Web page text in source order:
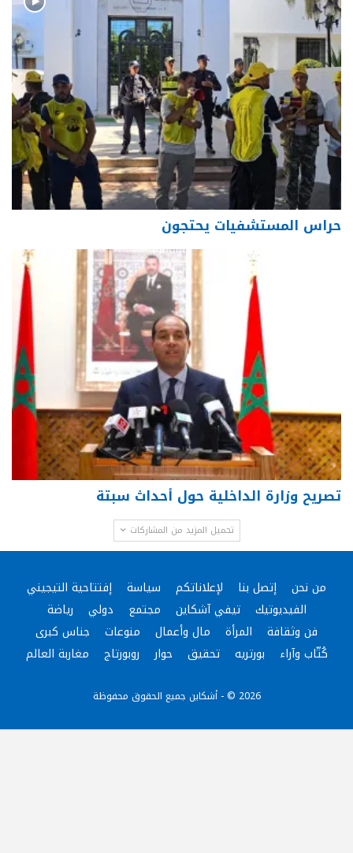
حراس المستشفيات يحتجون
تصريح وزارة الداخلية حول أحداث سبتة
تحميل المزيد من المشاركات
من نحن إتصل بنا لإعلاناتكم سياسة
إفتتاحية التيجيني
الفيديوتيك
تيفي آشكاين مجتمع دولي
رياضة
فن وثقافة
المرأة مال وأعمال منوعات
جناس كبرى
كُتّاب وآراء
بورتريه تحقيق حوار روبورتاج مغاربة العالم
2026 © - أشكاين جميع الحقوق محفوظة